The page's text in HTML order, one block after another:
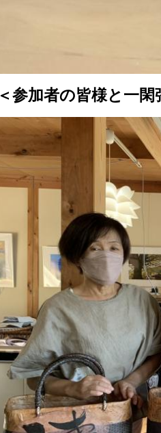
＜参加者の皆様と一